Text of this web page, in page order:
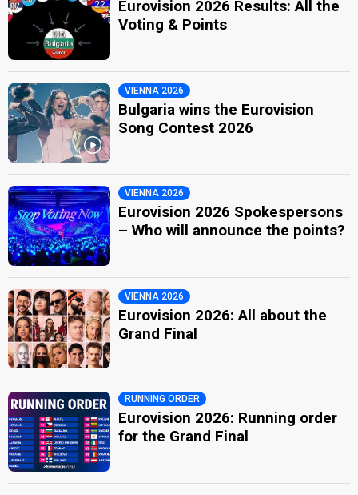
Eurovision 2026 Results: All the
Voting & Points
VIENNA 2026
Bulgaria wins the Eurovision
Song Contest 2026
VIENNA 2026
Eurovision 2026 Spokespersons
– Who will announce the points?
VIENNA 2026
Eurovision 2026: All about the
Grand Final
RUNNING ORDER
Eurovision 2026: Running order
for the Grand Final